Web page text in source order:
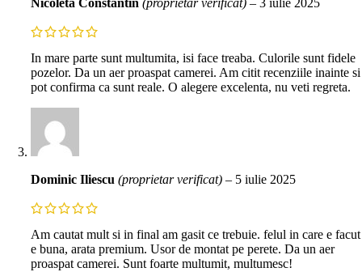
In mare parte sunt multumita, isi face treaba. Culorile sunt fidele
pozelor. Da un aer proaspat camerei. Am citit recenziile inainte si
pot confirma ca sunt reale. O alegere excelenta, nu veti regreta.
Dominic Iliescu (proprietar verificat) – 5 iulie 2025
Am cautat mult si in final am gasit ce trebuie. felul in care e facut
e buna, arata premium. Usor de montat pe perete. Da un aer
proaspat camerei. Sunt foarte multumit, multumesc!